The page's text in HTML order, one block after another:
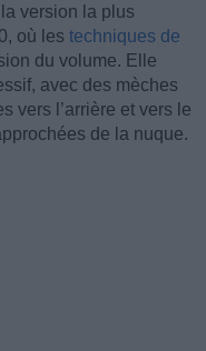
version la plus
où les techniques de
du volume. Elle
avec des mèches
vers l’arrière et vers le
de la nuque.